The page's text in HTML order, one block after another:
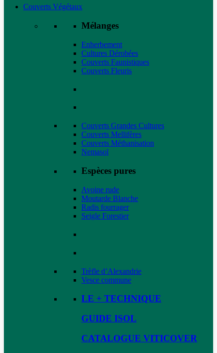
Couverts Végétaux
Mélanges
Enherbement
Cultures Dérobées
Couverts Faunistiques
Couverts Fleuris
Couverts Grandes Cultures
Couverts Mellifères
Couverts Méthanisation
Nemasol
Espèces pures
Avoine rude
Moutarde Blanche
Radis fourrager
Seigle Forestier
Trèfle d’Alexandrie
Vesce commune
LE + TECHNIQUE
GUIDE ISOL
CATALOGUE VITICOVER